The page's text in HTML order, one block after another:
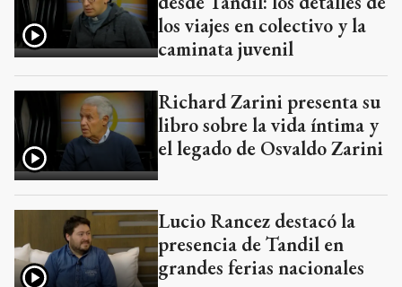
los viajes en colectivo y la
caminata juvenil
Richard Zarini presenta su
libro sobre la vida íntima y
el legado de Osvaldo Zarini
Lucio Rancez destacó la
presencia de Tandil en
grandes ferias nacionales